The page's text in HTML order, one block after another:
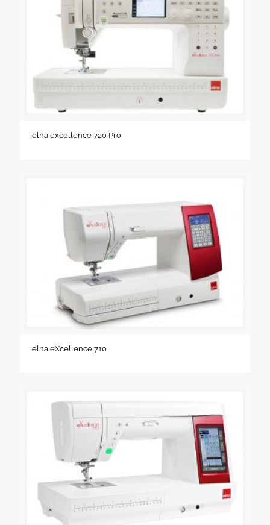
elna excellence 720 Pro
elna eXcellence 710